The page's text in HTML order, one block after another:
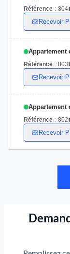
Référence : 804
Recevoir
Appartement
Référence : 803
Recevoir
Appartement
Référence : 802
Recevoir